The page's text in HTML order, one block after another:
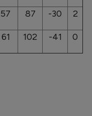
57 87 -30 2
61 102 -41 0